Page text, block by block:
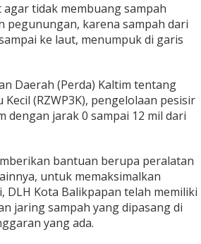
tidak membuang sampah
pegunungan, karena sampah dari
ke laut, menumpuk di garis
Daerah (Perda) Kaltim tentang
(RZWP3K), pengelolaan pesisir
dengan jarak 0 sampai 12 mil dari
bantuan berupa peralatan
untuk memaksimalkan
DLH Kota Balikpapan telah memiliki
jaring sampah yang dipasang di
yang ada.